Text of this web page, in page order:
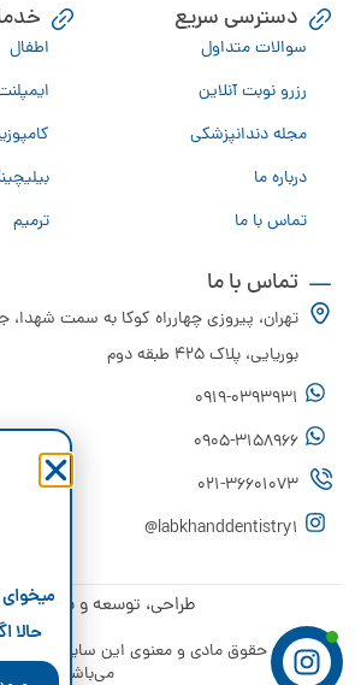
دسترسی سریع
سوالات متداول
رزرو نوبت آنلاین
مجله دندانپزشکی
درباره ما
تماس با ما
اطفال
ترمیم
کشیدن
تماس با ما
تهران، پیروزی چهارراه کوکا به سمت شهدا،
بوریایی، پلاک 425 طبقه دوم
0919-0393931
0905-3158966
021-36601073
labkhanddentistry1@
کلیه حقوق مادی و معنوی این سایت متعلق به
می‌باشد.
طراحی، توسعه و سئو:میخوای
حالا